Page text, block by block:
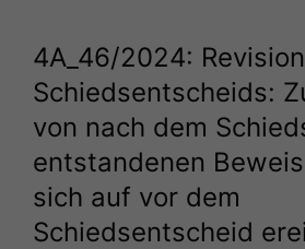
4A_46/2024:
Schiedsentscheids:
von nach dem
entstandenen
sich auf vor dem
Schiedsentscheid